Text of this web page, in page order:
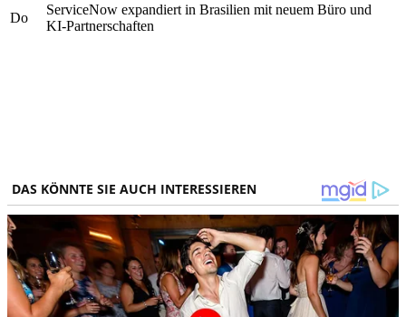
Do
ServiceNow expandiert in Brasilien mit neuem Büro und
KI-Partnerschaften